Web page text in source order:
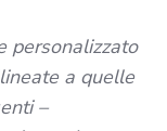
personalizzato
a quelle
–